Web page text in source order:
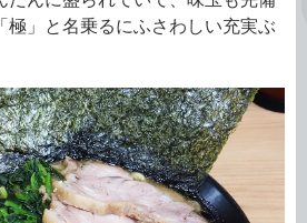
極」と名乗るにふさわしい充実ぶ